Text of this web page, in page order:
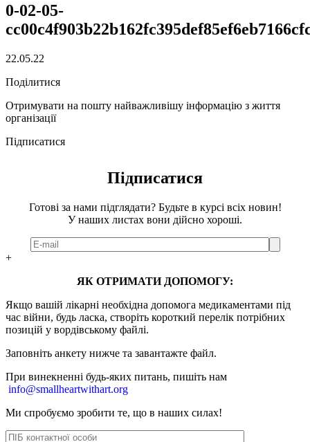
0-02-05-
22.05.22
Поділитися
Отримувати на пошту найважливішу інформацію з життя
організації
Підписатися
Підписатися
Готові за нами підглядати? Будьте в курсі всіх новин!
У наших листах вони дійсно хороші.
+
ЯК ОТРИМАТИ ДОПОМОГУ:
Якщо вашій лікарні необхідна допомога медикаментами під
час війни, будь ласка, створіть короткий перелік потрібних
позицій у вордівському файлі.
Заповніть анкету нижче та завантажте файл.
При винекненні будь-яких питань, пишіть нам
info@smallheartwithart.org
Ми спробуємо зробити те, що в наших силах!